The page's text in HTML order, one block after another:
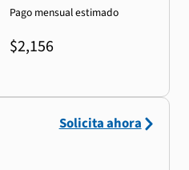
Pago mensual estimado
$2,156
Solicita ahora